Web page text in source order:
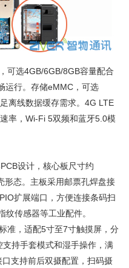
选4GB/6GB/8GB容量配合
运行。存储eMMC，可选
离线数据缓存需求。4G LTE
率，Wi-Fi 5双频和蓝牙5.0模
设计，核心板尺寸约
形态。主板采用邮票孔焊盘接
扩展端口，方便连接条码扫
传感器等工业配件。
，适配5寸至7寸触摸屏，分
持手套模式和湿手操作，满
支持前后双摄配置，扫码摄